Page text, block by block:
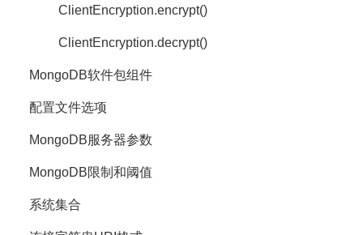
ClientEncryption.encrypt()
ClientEncryption.decrypt()
MongoDB软件包组件
配置文件选项
MongoDB服务器参数
MongoDB限制和阈值
系统集合